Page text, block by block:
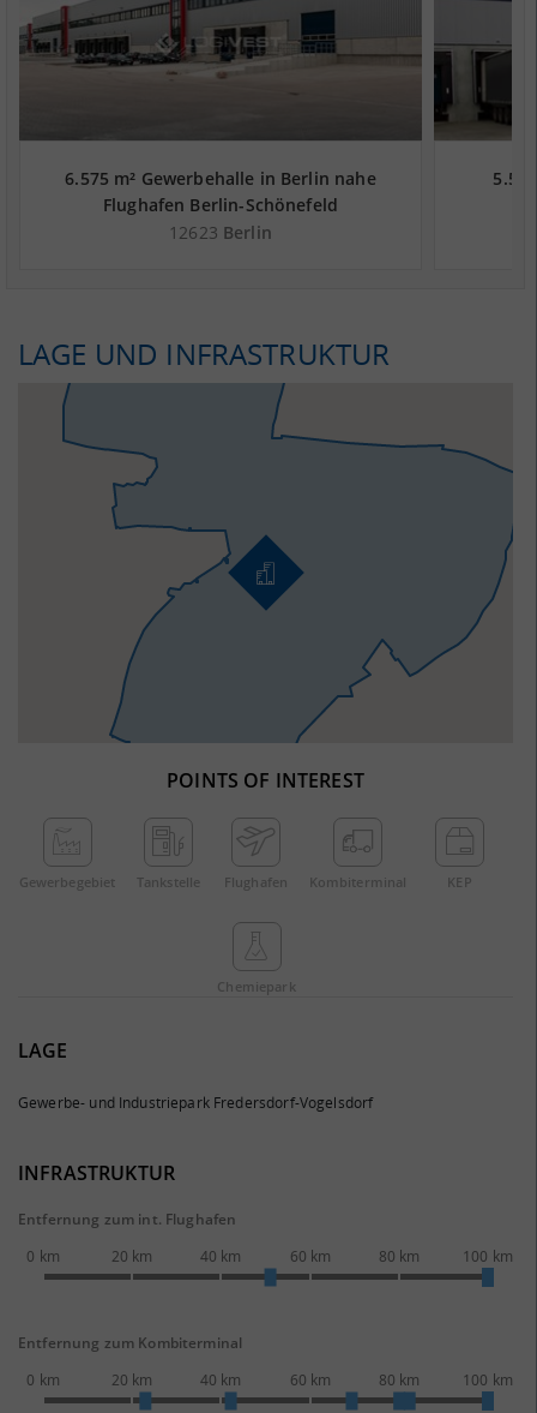
6.575 m² Gewerbehalle in Berlin nahe
Flughafen Berlin-Schönefeld
12623 Berlin
LAGE UND INFRASTRUKTUR
POINTS OF INTEREST
Gewerbe­gebiet Tankstelle Flughafen Kombi­terminal KEP
Chemie­park
LAGE
Gewerbe- und Industriepark Fredersdorf-Vogelsdorf
INFRASTRUKTUR
Entfernung zum int. Flughafen
0 km
20 km 40 km 60 km 80 km 100 km
Entfernung zum Kombiterminal
0 km
20 km 40 km 60 km 80 km 100 km